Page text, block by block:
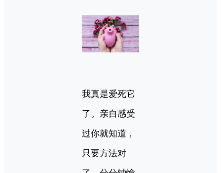
我真是爱死它
了。亲自感受
过你就知道，
只要方法对